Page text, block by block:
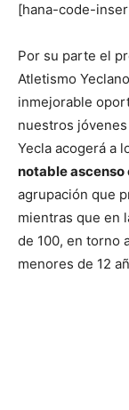
[hana-code-
Por su parte el
Atletismo
inmejorable
nuestros
Yecla acogerá a
notable ascenso
agrupación que
mientras que en
de 100, en torno
menores de 12